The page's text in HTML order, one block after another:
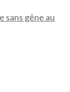
sans gêne au